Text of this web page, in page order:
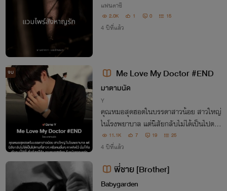
แฟนตาซี
2.0K 1 0 15
4 ปีที่แล้ว
จบ Me Love My Doctor #END
มาตามนัด
Y
คุณหมอสุดฮอตในบรรดาสาวน้อย สาวใหญ่
ในโรงพยาบาล แต่นิสัยกลับไม่ได้เป็นไปตาม
ที่สาวๆ หรือคนอื่นๆ คาดคิดไว้ นั่นก็คือ เค้าค
นนี้ได้ขึ้นชื่อที่สุดก็คือ คุณหมอสุดโหด ถึงหน้
าตาจะหล่อเหลา แต่ความโหดต้องยกให้เ
11.1K 7 19 25
4 ปีที่แล้ว
พี่ชาย [Brother]
Babygarden